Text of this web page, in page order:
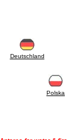
Deutschland
Polska